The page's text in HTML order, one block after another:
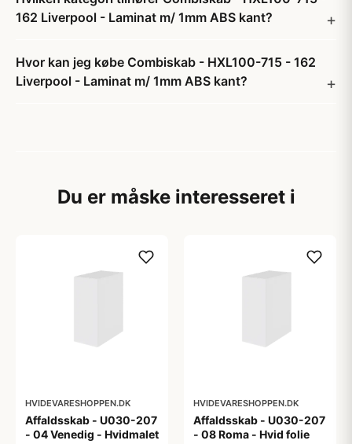
162 Liverpool - Laminat m/ 1mm ABS kant?
Hvor kan jeg købe Combiskab - HXL100-715 - 162
Liverpool - Laminat m/ 1mm ABS kant?
Du er måske interesseret i
HVIDEVARESHOPPEN.DK
Affaldsskab - U030-207
- 04 Venedig - Hvidmalet
HVIDEVARESHOPPEN.DK
Affaldsskab - U030-207
- 08 Roma - Hvid folie